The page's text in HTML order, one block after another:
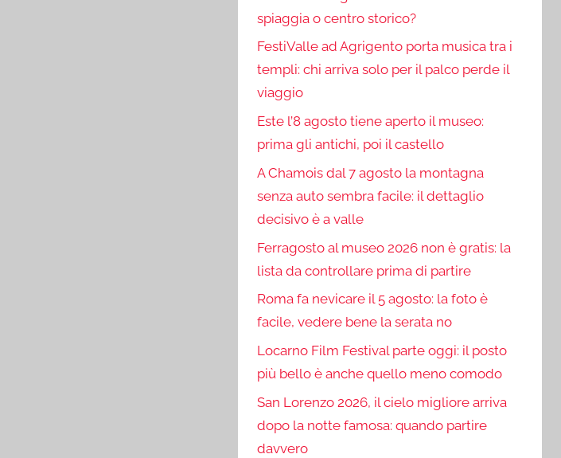
spiaggia o centro storico?
FestiValle ad Agrigento porta musica tra i
templi: chi arriva solo per il palco perde il
viaggio
Este l’8 agosto tiene aperto il museo:
prima gli antichi, poi il castello
A Chamois dal 7 agosto la montagna
senza auto sembra facile: il dettaglio
decisivo è a valle
Ferragosto al museo 2026 non è gratis: la
lista da controllare prima di partire
Roma fa nevicare il 5 agosto: la foto è
facile, vedere bene la serata no
Locarno Film Festival parte oggi: il posto
più bello è anche quello meno comodo
San Lorenzo 2026, il cielo migliore arriva
dopo la notte famosa: quando partire
davvero